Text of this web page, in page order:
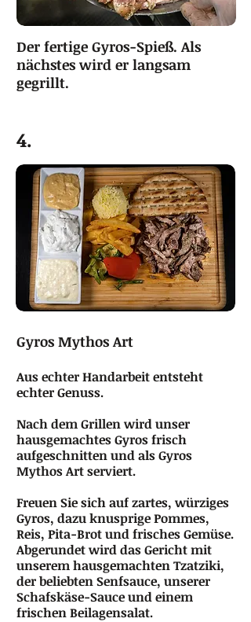
Der fertige Gyros-Spieß. Als
nächstes wird er langsam
gegrillt.
4.
Gyros Mythos Art
Aus echter Handarbeit entsteht
echter Genuss.
Nach dem Grillen wird unser
hausgemachtes Gyros frisch
aufgeschnitten und als Gyros
Mythos Art serviert.
Freuen Sie sich auf zartes, würziges
Gyros, dazu knusprige Pommes,
Reis, Pita-Brot und frisches Gemüse.
Abgerundet wird das Gericht mit
unserem hausgemachten Tzatziki,
der beliebten Senfsauce, unserer
Schafskäse-Sauce und einem
frischen Beilagensalat.